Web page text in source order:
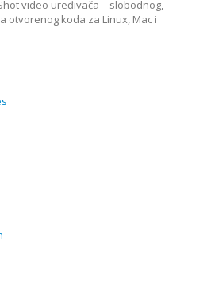
video uređivača – slobodnog,
otvorenog koda za Linux, Mac i